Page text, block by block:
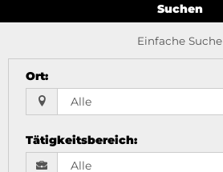
Suchen
Einfache Suche
Ort:
Tätigkeitsbereich: